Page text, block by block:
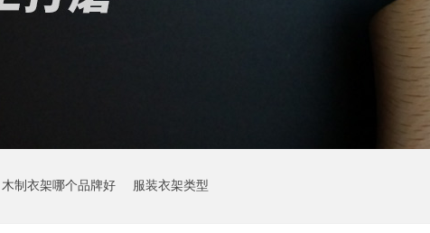
木制衣架哪个品牌好 服装衣架类型